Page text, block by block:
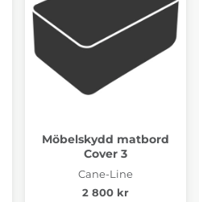
Möbelskydd matbord
Cover 3
Cane-Line
2 800 kr